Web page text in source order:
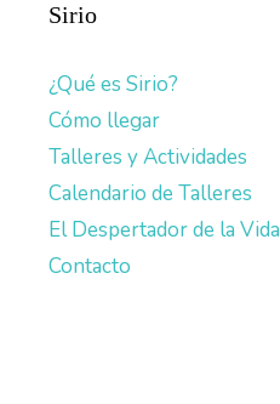
Sirio
¿Qué es Sirio?
Cómo llegar
Talleres y Actividades
Calendario de Talleres
El Despertador de la Vida
Contacto